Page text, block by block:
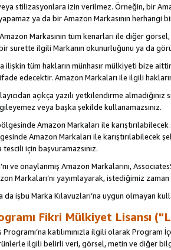
stilizasyonlara izin verilmez. Örneğin, bir
ya da bir Amazon Markasının herhangi
Markasının tüm kenarları ile diğer
surette ilgili Markanın okunurluğunu ya da
ilişkin tüm hakların münhasır mülkiyeti bize
edecektir. Amazon Markaları ile ilgili
açıkça yazılı yetkilendirme
veya başka şekilde kullanamazsınız.
Amazon Markaları ile
Amazon Markaları ile karıştırılabilecek
tescili için başvuramazsınız.
ve onaylanmış Amazon Markalarını,
Markaları’nı yayımlayarak, istediğimiz
da işbu Marka Kılavuzları’na uygun olmayan
Fikri Mülkiyet Lisansı
katılımınızla ilgili olarak Program
ilgili belirli veri, görsel, metin ve diğer